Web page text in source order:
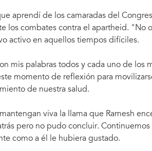
aprendí de los camaradas del
los combates contra el apartheid. "No
activo en aquellos tiempos difíciles.
mis palabras todos y cada uno de
momento de reflexión para
de nuestra salud.
viva la llama que Ramesh
pero no pudo concluir.
como a él le hubiera gustado.